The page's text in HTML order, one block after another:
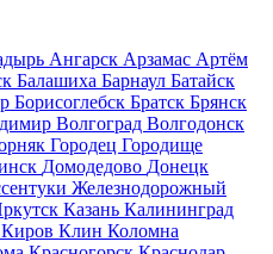
Ангарск Арзамас Артём
Балашиха Барнаул Батайск
Борисоглебск Братск Брянск
Волгоград Волгодонск
Городец Городище
Домодедово Донецк
Железнодорожный
Казань Калининград
Киров Клин Коломна